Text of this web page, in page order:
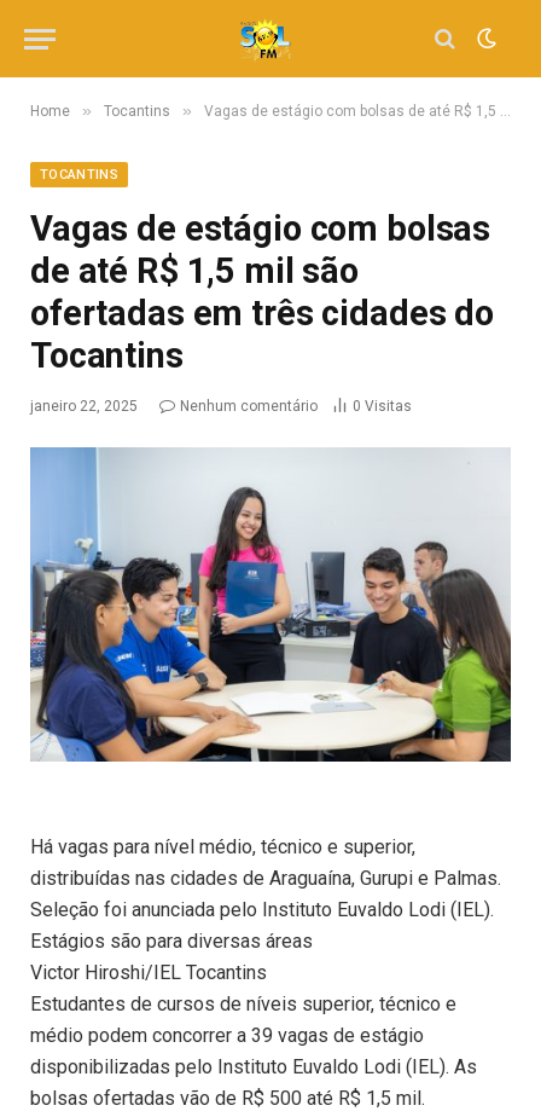
Home » Tocantins » Vagas de estágio com bolsas de até R$ 1,5 mil são ofertadas em três cidades do Tocantins
TOCANTINS
Vagas de estágio com bolsas
de até R$ 1,5 mil são
ofertadas em três cidades do
Tocantins
janeiro 22, 2025 Nenhum comentário 0 Visitas
Há vagas para nível médio, técnico e superior,
distribuídas nas cidades de Araguaína, Gurupi e Palmas.
Seleção foi anunciada pelo Instituto Euvaldo Lodi (IEL).
Estágios são para diversas áreas
Victor Hiroshi/IEL Tocantins
Estudantes de cursos de níveis superior, técnico e
médio podem concorrer a 39 vagas de estágio
disponibilizadas pelo Instituto Euvaldo Lodi (IEL). As
bolsas ofertadas vão de R$ 500 até R$ 1,5 mil.